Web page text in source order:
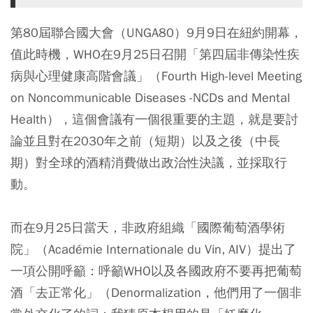
第80屆聯合國大會（UNGA80）9月9日在紐約開幕，
值此時機，WHO在9月25日召開「第四屆非傳染性疾
病與心理健康高階會議」（Fourth High-level Meeting
on Noncommunicable Diseases -NCDs and Mental
Health），這個會議有一個很重要的主題，就是要討
論並且對在2030年之前（短期）以及之後（中長
期）對全球的酒精消費做出政治性決議，並採取行
動。
而在9月25日當天，非政府組織「國際葡萄酒學術
院」（Académie Internationale du Vin, AIV）提出了
一項公開呼籲：呼籲WHO以及各國政府不要再把葡萄
酒「去正常化」（Denormalization，他們用了一個非